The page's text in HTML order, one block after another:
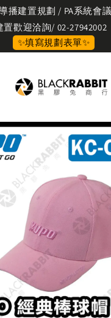
播建置規劃 / PA系統會
置歡迎洽詢/ 02-27942002
✨填寫規劃表單✨